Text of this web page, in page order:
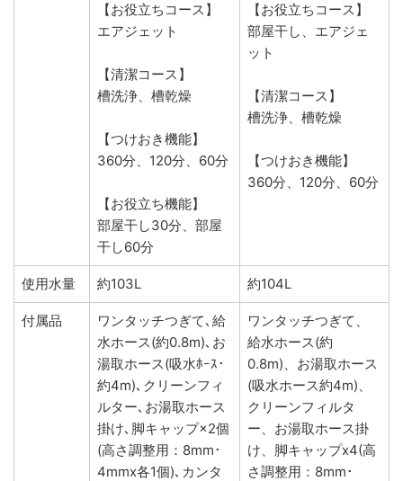
【お役立ちコース】
エアジェット
【清潔コース】
槽洗浄、槽乾燥
【つけおき機能】
360分、120分、60分
【お役立ち機能】
部屋干し30分、部屋
干し60分
【お役立ちコース】
部屋干し、エアジェ
ット
【清潔コース】
槽洗浄、槽乾燥
【つけおき機能】
360分、120分、60分
使用水量 約103L 約104L
付属品
ワンタッチつぎて､給
水ホース(約0.8m)､お
湯取ホース(吸水ﾎｰｽ･
約4m)､クリーンフィ
ルター､お湯取ホース
掛け､脚キャップ×2個
(高さ調整用：8mm･
4mmx各1個)､カンタ
ワンタッチつぎて、
給水ホース(約
0.8m)、お湯取ホース
(吸水ホース約4m)、
クリーンフィルタ
ー、お湯取ホース掛
け、脚キャップx4(高
さ調整用：8mm･